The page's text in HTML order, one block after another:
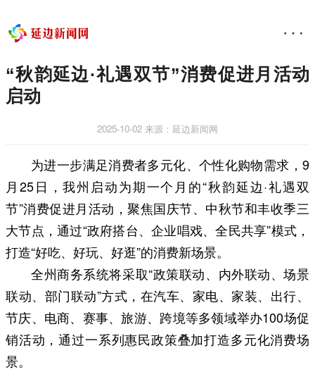
“秋韵延边·礼遇双节”消费促进月活动
启动
2025-10-02 来源：延边新闻网
为进一步满足消费者多元化、个性化购物需求，9
月25日，我州启动为期一个月的“秋韵延边·礼遇双
节”消费促进月活动，聚焦国庆节、中秋节和丰收季三
大节点，通过“政府搭台、企业唱戏、全民共享”模式，
打造“好吃、好玩、好逛”的消费新场景。
全州商务系统将采取“政策联动、内外联动、场景
联动、部门联动”方式，在汽车、家电、家装、出行、
节庆、电商、赛事、旅游、跨境等多领域举办100场促
销活动，通过一系列惠民政策叠加打造多元化消费场
景。